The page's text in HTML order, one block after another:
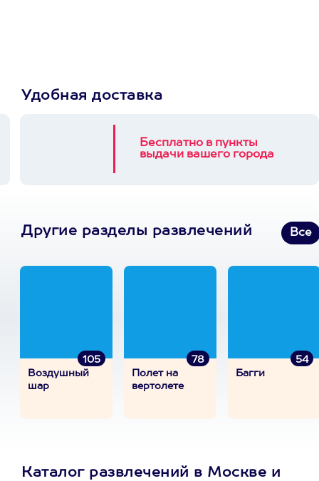
Удобная доставка
Бесплатно в пункты
выдачи вашего города
Другие разделы развлечений Все
105
Воздушный
шар
78
Полет на
вертолете
54
Багги
Каталог развлечений в Москве и